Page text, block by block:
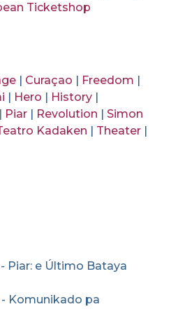
Ticketshop
Curaçao Freedom
Hero History
Piar Revolution
Simon
Kadaken Theater
Piar: e Último Bataya
Komunikado pa